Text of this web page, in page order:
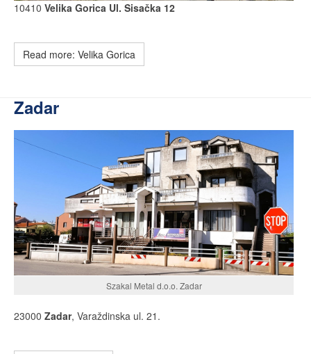
10410 Velika Gorica Ul. Sisačka 12
Read more: Velika Gorica
Zadar
Szakal Metal d.o.o. Zadar
23000 Zadar, Varaždinska ul. 21.